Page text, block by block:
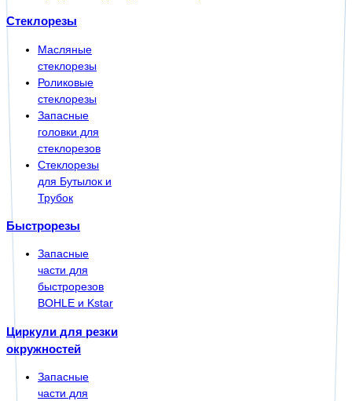
Стеклорезы
Масляные
стеклорезы
Роликовые
стеклорезы
Запасные
головки для
стеклорезов
Стеклорезы
для Бутылок и
Трубок
Быстрорезы
Запасные
части для
быстрорезов
BOHLE и Kstar
Циркули для резки
окружностей
Запасные
части для